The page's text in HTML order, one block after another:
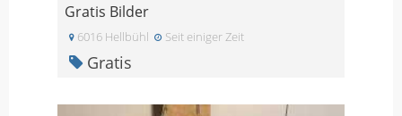
Gratis Bilder
6016 Hellbühl Seit einiger Zeit
Gratis